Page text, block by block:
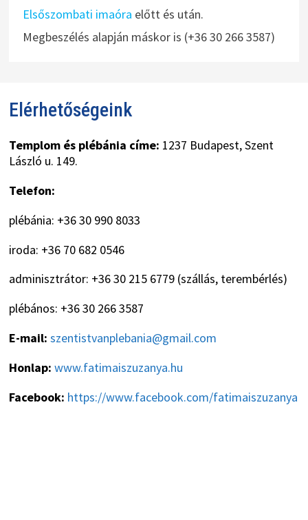
Elsőszombati imaóra előtt és után.
Megbeszélés alapján máskor is (+36 30 266 3587)
Elérhetőségeink
Templom és plébánia címe: 1237 Budapest, Szent
László u. 149.
Telefon:
plébánia: +36 30 990 8033
iroda: +36 70 682 0546
adminisztrátor: +36 30 215 6779 (szállás, terembérlés)
plébános: +36 30 266 3587
E-mail: szentistvanplebania@gmail.com
Honlap: www.fatimaiszuzanya.hu
Facebook: https://www.facebook.com/fatimaiszuzanya